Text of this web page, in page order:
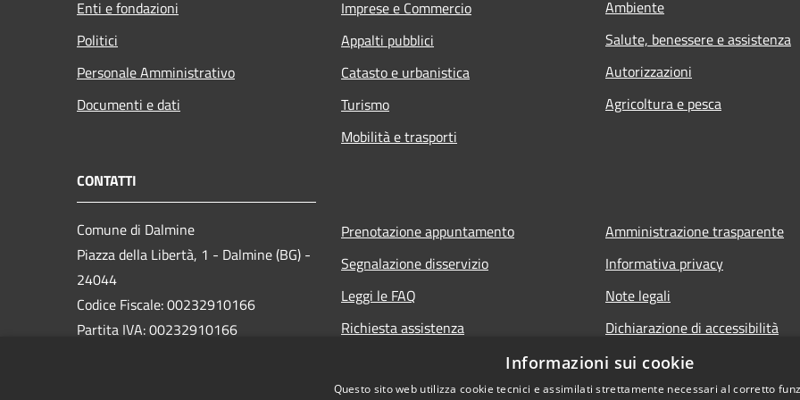
Enti e fondazioni
Politici
Personale Amministrativo
Documenti e dati
Imprese e Commercio
Appalti pubblici
Catasto e urbanistica
Turismo
Mobilità e trasporti
Ambiente
Salute, benessere e assistenza
Autorizzazioni
Agricoltura e pesca
CONTATTI
Comune di Dalmine
Piazza della Libertà, 1 - Dalmine (BG) -
24044
Codice Fiscale: 00232910166
Partita IVA: 00232910166
Prenotazione appuntamento
Segnalazione disservizio
Leggi le FAQ
Richiesta assistenza
Amministrazione trasparente
Informativa privacy
Note legali
Dichiarazione di accessibilità
Piano di miglioramento del sito
Informazioni sui cookie
Questo sito web utilizza cookie tecnici e assimilati strettamente necessari al corretto